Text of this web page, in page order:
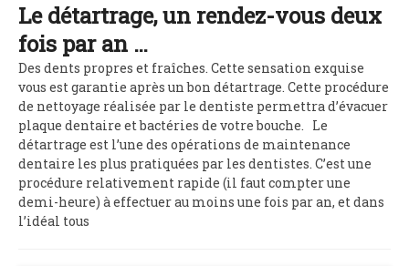
Le détartrage, un rendez-vous deux
fois par an …
Des dents propres et fraîches. Cette sensation exquise
vous est garantie après un bon détartrage. Cette procédure
de nettoyage réalisée par le dentiste permettra d’évacuer
plaque dentaire et bactéries de votre bouche. Le
détartrage est l’une des opérations de maintenance
dentaire les plus pratiquées par les dentistes. C’est une
procédure relativement rapide (il faut compter une
demi-heure) à effectuer au moins une fois par an, et dans
l’idéal tous